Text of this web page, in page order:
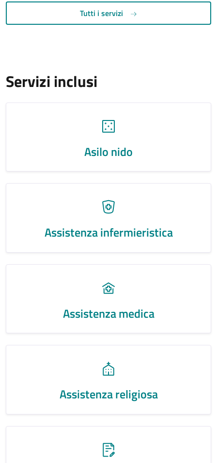
Tutti i servizi
Servizi inclusi
Asilo nido
Assistenza infermieristica
Assistenza medica
Assistenza religiosa